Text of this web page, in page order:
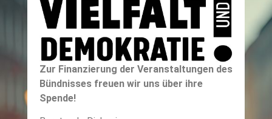
Zur Finanzierung der Veranstaltungen des
Bündnisses freuen wir uns über ihre
Spende!